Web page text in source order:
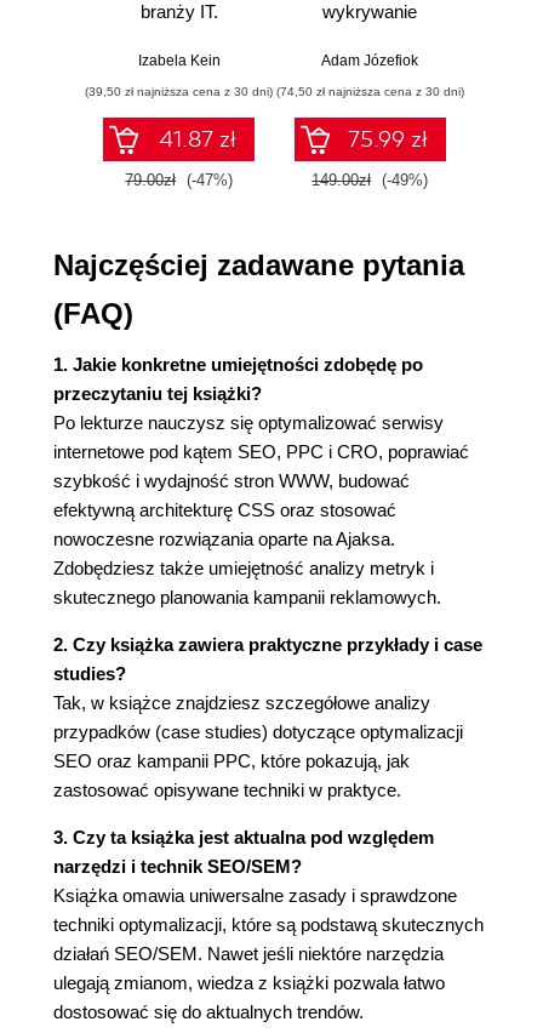
Identyfikacja, wybór i analiza słów kluczowych
Organizowanie i optymalizowanie grup reklam (93)
Optymalizacja reklam PPC (95)
Optymalizacja stron docelowych (103)
Optymalizacja stawek kosztu za kliknięcie (108)
4. Analiza przypadku kampanii PPC:
BodyGlove.com (125)
(125)
Podsumowanie (132)
5. Optymalizacja współczynnika konwersji (133)
Korzyści ze stosowania optymalizacji CRO (133)
Najlepsze praktyki optymalizacji CRO (134)
10 najważniejszych czynników wpływających na
maksymalizację współczynników konwersji (140)
Etapy kampanii CRO (151)
II: Optymalizacja wydajności stron WWW (171)
6. Optymalizacja stron WWW (179)
Znane problemy ze stronami WWW (180)
W jaki sposób zoptymalizować szybkość stron
WWW? (184)
Podsumowanie (209)
7. Optymalizacja CSS (211)
Budowanie architektury CSS (211)
10 wskazówek optymalizacji CSS (214)
Podsumowanie (238)
8. Optymalizacja Ajaksa (239)
branży IT.
przykłady i
Izabela Kein
(39,50 zł najniższa cena z 30 dni)
41.87 zł
79.00zł (-47%)
wykrywanie
Adam Józefiok
(74,50 zł najniższa cena z 30 dni)
75.99 zł
149.00zł (-49%)
Najczęściej zadawane pytania
(FAQ)
1. Jakie konkretne umiejętności zdobędę po
przeczytaniu tej książki?
Po lekturze nauczysz się optymalizować serwisy
internetowe pod kątem SEO, PPC i CRO, poprawiać
szybkość i wydajność stron WWW, budować
efektywną architekturę CSS oraz stosować
nowoczesne rozwiązania oparte na Ajaksa.
Zdobędziesz także umiejętność analizy metryk i
skutecznego planowania kampanii reklamowych.
2. Czy książka zawiera praktyczne przykłady i case
studies?
Tak, w książce znajdziesz szczegółowe analizy
przypadków (case studies) dotyczące optymalizacji
SEO oraz kampanii PPC, które pokazują, jak
zastosować opisywane techniki w praktyce.
3. Czy ta książka jest aktualna pod względem
narzędzi i technik SEO/SEM?
Książka omawia uniwersalne zasady i sprawdzone
techniki optymalizacji, które są podstawą skutecznych
działań SEO/SEM. Nawet jeśli niektóre narzędzia
ulegają zmianom, wiedza z książki pozwala łatwo
dostosować się do aktualnych trendów.